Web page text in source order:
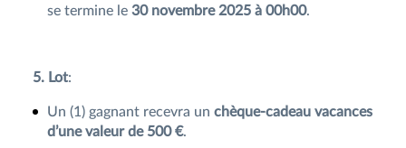
se termine le 30 novembre 2025 à 00h00.
5. Lot:
Un (1) gagnant recevra un chèque-cadeau vacances
d’une valeur de 500 €.